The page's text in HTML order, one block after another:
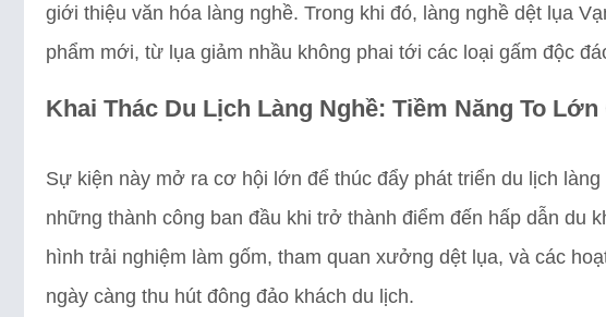
giới thiệu văn hóa làng nghề. Trong khi đó, làng nghề dệt lụa
phẩm mới, từ lụa giảm nhầu không phai tới các loại gấm độc
Khai Thác Du Lịch Làng Nghề: Tiềm Năng To
Sự kiện này mở ra cơ hội lớn để thúc đẩy phát triển du lịch
những thành công ban đầu khi trở thành điểm đến hấp dẫn du
hình trải nghiệm làm gốm, tham quan xưởng dệt lụa, và các
ngày càng thu hút đông đảo khách du lịch.